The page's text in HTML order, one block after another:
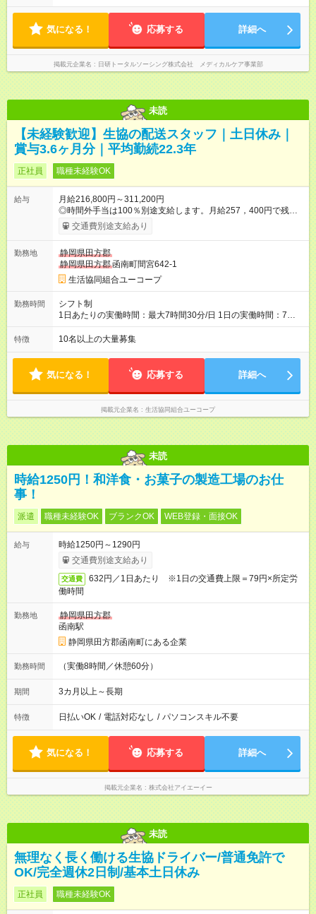
気になる！ 応募する 詳細へ
掲載元企業名 日研トータルソーシング株式会社 メディカルケア事業部
未読
【未経験歓迎】生協の配送スタッフ｜土日休み｜
賞与3.6ヶ月分｜平均勤続22.3年
正社員 職種未経験OK
給与
月給216,800円～311,200円
◎時間外手当は100％別途支給します。月給257，400円で残業
11時間の場合、残業代は22，000円くらいのイメージです。 ＜
年齢給で着実に給与UP！＞ 成績や頑張りに応じての昇給とは別
給があります。もちろん中途入社の方も適用されます。 25歳／
月給257，400円 30歳／月給285，400円 35歳／月給309，400
円 40歳／月給311，200円 【試用期間】試用期間あり 試用期間
の長さ：2ヶ月 雇用形態、給与は本採用時と同じです。
交通費別途支給あり
勤務地
静岡県田方郡
静岡県田方郡函南町間宮642-1
生活協同組合ユーコープ
勤務時間
シフト制
1日あたりの実働時間：最大7時間30分/日 1日の実働時間：7時
間30分 ＜シフト例＞ 9：15～17：45 11：30～20：00（横浜新
山下Cのみ） など ＜実質残業なし！＞ 平均残業は月11時間で、
時間30分なので、実質残業はありません。1分でも残業したら時
間外手当は100％支給します。
特徴 10名以上の大量募集
気になる！ 応募する 詳細へ
掲載元企業名 生活協同組合ユーコープ
未読
時給1250円！和洋食・お菓子の製造工場のお仕
事！
派遣 職種未経験OK ブランクOK WEB登録・面接OK
給与
時給1250円～1290円
交通費別途支給あり
交通費
632円／1日あたり ※1日の交通費上限＝79円×所定労
働時間
勤務地
静岡県田方郡
函南駅
静岡県田方郡函南町にある企業
勤務時間 （実働8時間／休憩60分）
期間 3カ月以上～長期
特徴 日払いOK / 電話対応なし / パソコンスキル不要
気になる！ 応募する 詳細へ
掲載元企業名 株式会社アイエーイー
未読
無理なく長く働ける生協ドライバー/普通免許で
OK/完全週休2日制/基本土日休み
正社員 職種未経験OK